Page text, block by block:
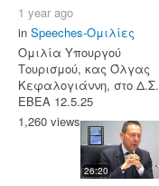
1 year ago
in Speeches-Ομιλίες
Ομιλία Υπουργού
Τουρισμού, κας Όλγας
Κεφαλογιάννη, στο Δ.Σ.
ΕΒΕΑ 12.5.25
1,260 views
26:20